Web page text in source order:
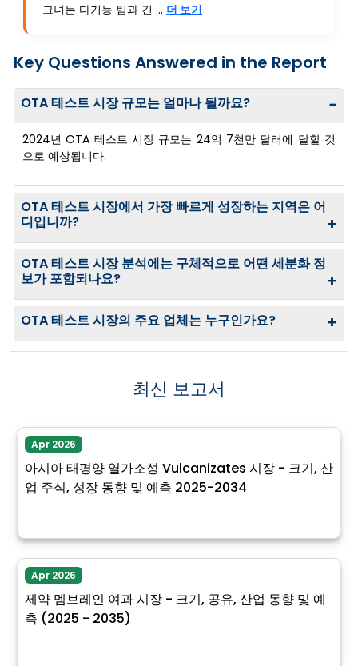
그녀는 다기능 팀과 긴 ... 더 보기
Key Questions Answered in the Report
OTA 테스트 시장 규모는 얼마나 될까요? −
2024년 OTA 테스트 시장 규모는 24억 7천만 달러에 달할 것
으로 예상됩니다.
OTA 테스트 시장에서 가장 빠르게 성장하는 지역은 어
디입니까?
+
OTA 테스트 시장 분석에는 구체적으로 어떤 세분화 정
보가 포함되나요?
+
OTA 테스트 시장의 주요 업체는 누구인가요? +
최신 보고서
Apr 2026
아시아 태평양 열가소성 Vulcanizates 시장 - 크기, 산
업 주식, 성장 동향 및 예측 2025-2034
Apr 2026
제약 멤브레인 여과 시장 - 크기, 공유, 산업 동향 및 예
측 (2025 - 2035)